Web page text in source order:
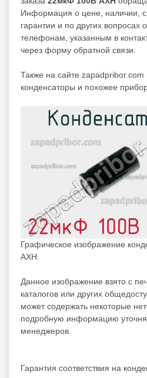
Информация о цене, наличии,
гарантии и по других вопросах
телефонам, указанным в
через форму обратной связи.
Также на сайте zapadpribor.com
конденсаторы и похожее
Графическое изображение
AXH.
Данное изображение взято с
каталогов или других
может содержать некоторые
подробную информацию
менеджеров.
Гарантия соответствия на